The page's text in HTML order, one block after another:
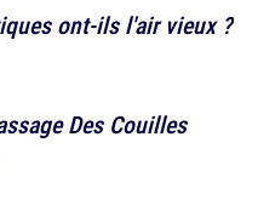
ont-ils l'air vieux ?
Des Couilles